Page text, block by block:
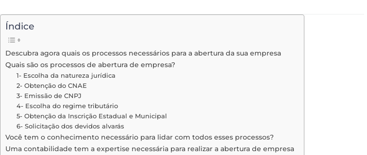
Índice
Descubra agora quais os processos necessários para a abertura da sua empresa
Quais são os processos de abertura de empresa?
1- Escolha da natureza jurídica
2- Obtenção do CNAE
3- Emissão de CNPJ
4- Escolha do regime tributário
5- Obtenção da Inscrição Estadual e Municipal
6- Solicitação dos devidos alvarás
Você tem o conhecimento necessário para lidar com todos esses processos?
Uma contabilidade tem a expertise necessária para realizar a abertura de empresa